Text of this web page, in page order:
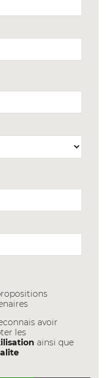
avoir
les
ainsi que